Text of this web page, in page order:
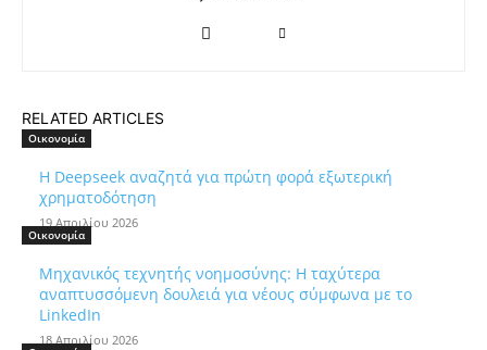
RELATED ARTICLES
Οικονομία
Η Deepseek αναζητά για πρώτη φορά εξωτερική
χρηματοδότηση
19 Απριλίου 2026
Οικονομία
Μηχανικός τεχνητής νοημοσύνης: Η ταχύτερα
αναπτυσσόμενη δουλειά για νέους σύμφωνα με το
LinkedIn
18 Απριλίου 2026